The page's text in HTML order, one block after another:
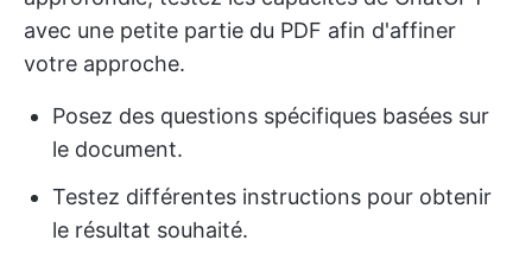
avec une petite partie du PDF afin d'affiner
votre approche.
Posez des questions spécifiques basées sur
le document.
Testez différentes instructions pour obtenir
le résultat souhaité.